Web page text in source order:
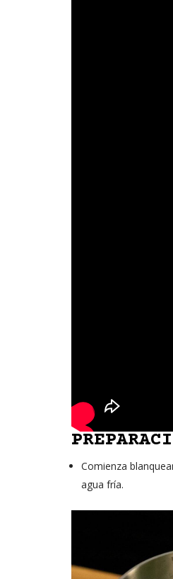
Comienza
agua fría.